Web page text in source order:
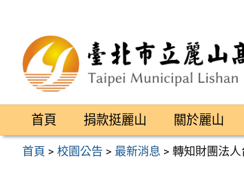
區
首頁 捐款挺麗山 關於麗山
首頁 >校園公告 > 最新消息 >轉知財團法